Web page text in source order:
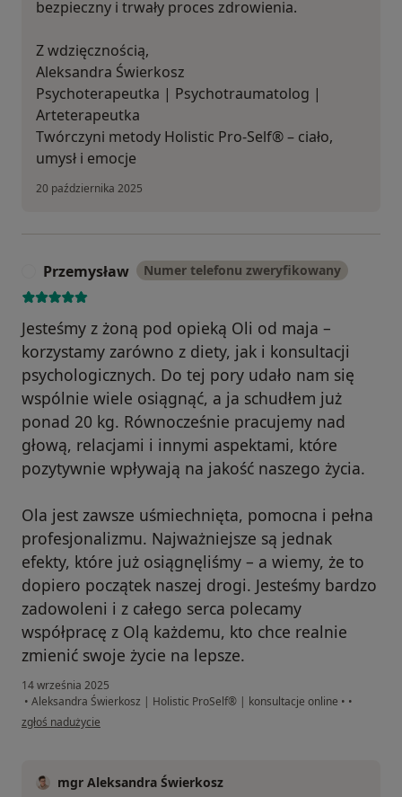
bezpieczny i trwały proces zdrowienia.
Z wdzięcznością,
Aleksandra Świerkosz
Psychoterapeutka | Psychotraumatolog |
Arteterapeutka
Twórczyni metody Holistic Pro-Self® – ciało,
umysł i emocje
20 października 2025
Przemysław Numer telefonu zweryfikowany
Jesteśmy z żoną pod opieką Oli od maja –
korzystamy zarówno z diety, jak i konsultacji
psychologicznych. Do tej pory udało nam się
wspólnie wiele osiągnąć, a ja schudłem już
ponad 20 kg. Równocześnie pracujemy nad
głową, relacjami i innymi aspektami, które
pozytywnie wpływają na jakość naszego życia.
Ola jest zawsze uśmiechnięta, pomocna i pełna
profesjonalizmu. Najważniejsze są jednak
efekty, które już osiągnęliśmy – a wiemy, że to
dopiero początek naszej drogi. Jesteśmy bardzo
zadowoleni i z całego serca polecamy
współpracę z Olą każdemu, kto chce realnie
zmienić swoje życie na lepsze.
14 września 2025
• Aleksandra Świerkosz | Holistic ProSelf® | konsultacje online • •
w opinii użytkownika Przemysław
zgłoś nadużycie
mgr Aleksandra Świerkosz